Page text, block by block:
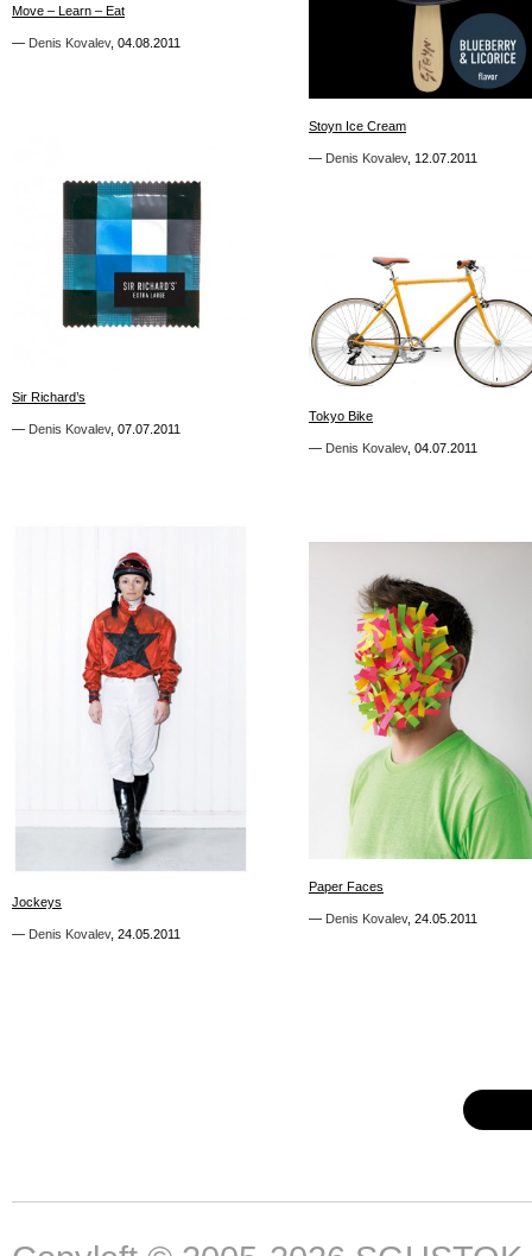
Move – Learn – Eat
— Denis Kovalev, 04.08.2011
Move – Learn – Eat
— Denis Kovalev, 04.08.2011
Stoyn Ice Cream
— Denis Kovalev, 12.07.2011
4
Stoyn Ice Cream
— Denis Kovalev, 12.07.2011
Sir Richard’s
— Denis Kovalev, 07.07.2011
Sir Richard’s
— Denis Kovalev, 07.07.2011
Tokyo Bike
— Denis Kovalev, 04.07.2011
Tokyo Bike
— Denis Kovalev, 04.07.2011
Jockeys
— Denis Kovalev, 24.05.2011
Jockeys
— Denis Kovalev, 24.05.2011
Paper Faces
— Denis Kovalev, 24.05.2011
Paper Faces
— Denis Kovalev, 24.05.2011